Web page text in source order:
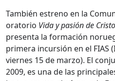
También estreno en la
oratorio Vida y pasión de Cristo
presenta la formación
primera incursión en el FIAS
viernes 15 de marzo). El
2009, es una de las